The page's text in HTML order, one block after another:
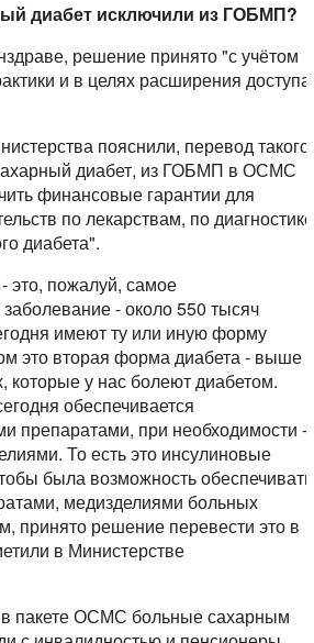
диабет исключили из ГОБМП?
решение принято "с учётом
и в целях расширения доступа
пояснили, перевод такого
диабет, из ГОБМП в ОСМС
финансовые гарантии для
по лекарствам, по диагностике
диабета".
это, пожалуй, самое
- около 550 тысяч
имеют ту или иную форму
это вторая форма диабета - выше
которые у нас болеют диабетом.
обеспечивается
препаратами, при необходимости -
То есть это инсулиновые
была возможность обеспечивать
медизделиями больных
принято решение перевести это в
в Министерстве
пакете ОСМС больные сахарным